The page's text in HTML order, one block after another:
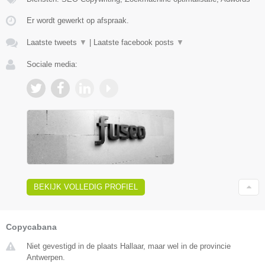
Er wordt gewerkt op afspraak.
Laatste tweets ▼ Laatste facebook posts ▼
Sociale media:
BEKIJK VOLLEDIG PROFIEL
Copycabana
Niet gevestigd in de plaats Hallaar, maar wel in de provincie
Antwerpen.